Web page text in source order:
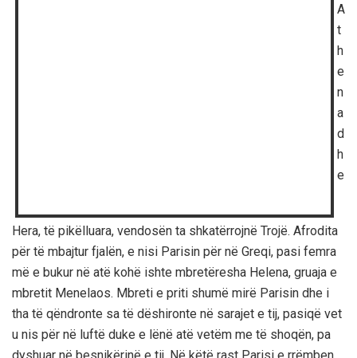
A
t
h
e
n
a
d
h
e
Hera, të pikëlluara, vendosën ta shkatërrojnë Trojë. Afrodita
për të mbajtur fjalën, e nisi Parisin për në Greqi, pasi femra
më e bukur në atë kohë ishte mbretëresha Helena, gruaja e
mbretit Menelaos. Mbreti e priti shumë mirë Parisin dhe i
tha të qëndronte sa të dëshironte në sarajet e tij, pasiqë vet
u nis për në luftë duke e lënë atë vetëm me të shoqën, pa